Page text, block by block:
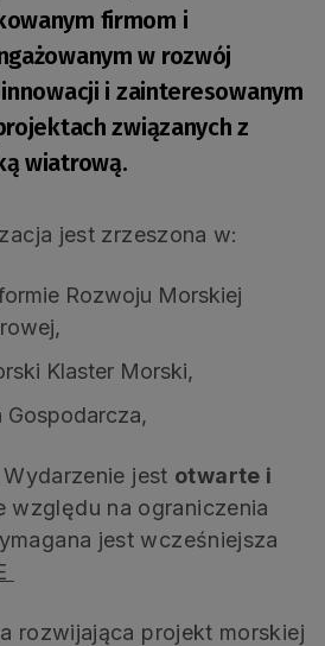
firmom i
w rozwój
i zainteresowanym
związanych z
wiatrową.
jest zrzeszona w:
Rozwoju Morskiej
Klaster Morski,
Gospodarcza,
jest otwarte i
względu na ograniczenia
jest wcześniejsza
rozwijająca projekt morskiej